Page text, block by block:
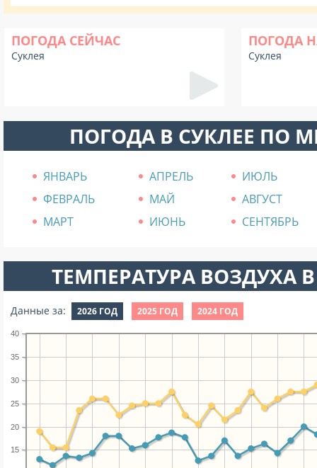
ПОГОДА СЕЙЧАС
Суклея
ПОГОДА
Суклея
ПОГОДА В СУКЛЕЕ ПО
ЯНВАРЬ АПРЕЛЬ
ИЮЛЬ
ФЕВРАЛЬ
МАЙ
АВГУСТ
МАРТ
ИЮНЬ СЕНТЯБРЬ
ТЕМПЕРАТУРА ВОЗДУХА
Данные за: 2026 ГОД 2025 ГОД 2024 ГОД
15
20
25
30
35
40